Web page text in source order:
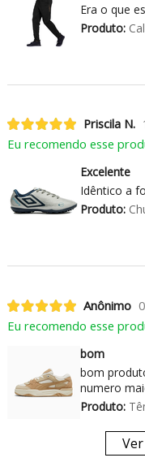
Era o que
Produto:
Priscila N.
Eu recomendo esse
Excelente
Idêntico a
Produto:
Anônimo
Eu recomendo esse
bom
bom
numero
Produto: